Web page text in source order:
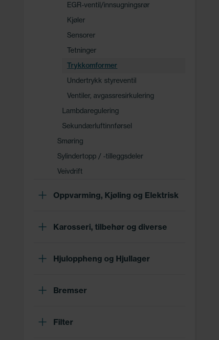
EGR-ventil/innsugningsrør
Kjøler
Sensorer
Tetninger
Trykkomformer
Undertrykk styreventil
Ventiler, avgassresirkulering
Lambdaregulering
Sekundærluftinnførsel
Smøring
Sylindertopp / -tilleggsdeler
Veivdrift
Oppvarming, Kjøling og Elektrisk
Karosseri, tilbehør og diverse
Hjuloppheng og Hjullager
Bremser
Filter